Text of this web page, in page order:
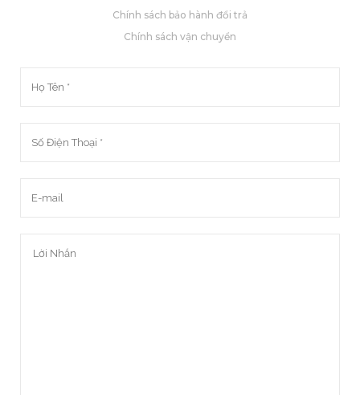
Chính sách bảo hành đổi trả
Chính sách vận chuyển